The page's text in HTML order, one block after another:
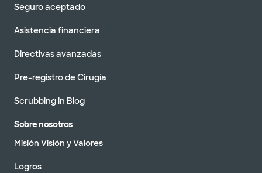
Seguro aceptado
Asistencia financiera
Directivas avanzadas
Pre-registro de Cirugía
Scrubbing in Blog
Sobre nosotros
Misión Visión y Valores
Logros